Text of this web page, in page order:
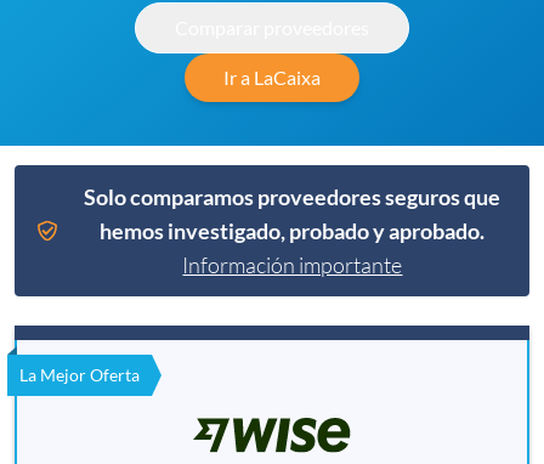
Ir a LaCaixa
Solo comparamos proveedores seguros que
hemos investigado, probado y aprobado.
Información importante
La Mejor Oferta